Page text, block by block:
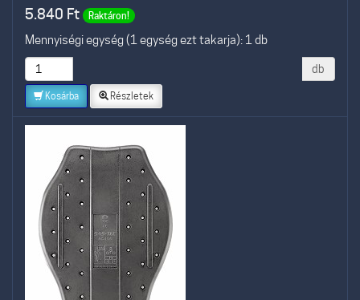
5.840 Ft Raktáron!
Mennyiségi egység (1 egység ezt takarja): 1 db
db
Kosárba Részletek